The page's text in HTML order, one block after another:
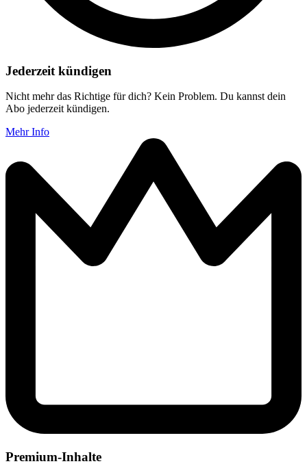
Jederzeit kündigen
Nicht mehr das Richtige für dich? Kein Problem. Du kannst dein
Abo jederzeit kündigen.
Mehr Info
Premium-Inhalte